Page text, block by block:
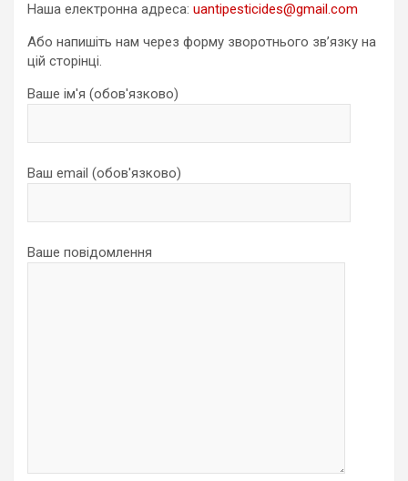
Наша електронна адреса: uantipesticides@gmail.com
Або напишіть нам через форму зворотнього зв’язку на
цій сторінці.
Ваше ім'я (обов'язково)
Ваш email (обов'язково)
Ваше повідомлення